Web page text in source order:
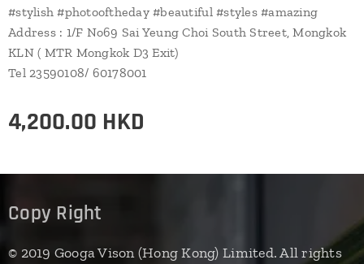
#stylish #photooftheday #beautiful #styles #amazing
Address : 1/F No69 Sai Yeung Choi South Street, Mongkok
KLN ( MTR Mongkok D3 Exit)
Tel 23590108/ 60178001
4,200.00 HKD
Copy Right
© 2019 Googa Vison (Hong Kong) Limited. All rights